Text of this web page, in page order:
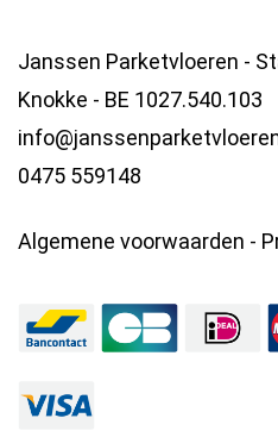
Janssen Parketvloeren -
Knokke - BE 1027.540.103
0475 559148
Algemene voorwaarden -